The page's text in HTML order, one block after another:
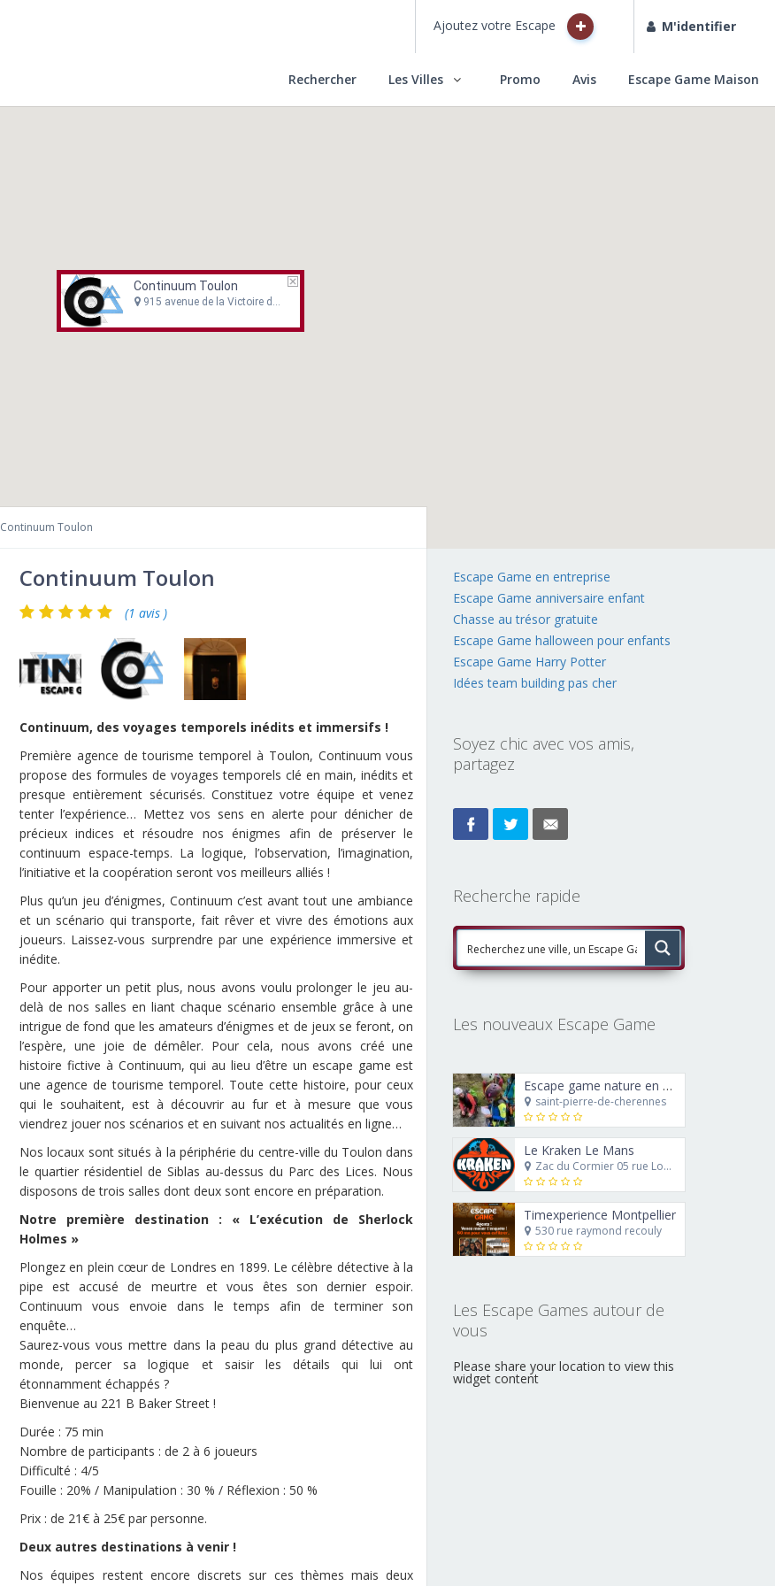
Ajoutez votre Escape M'identifier
Rechercher Les Villes Promo Avis Escape Game Maison
Continuum Toulon
915 avenue de la Victoire du 8 mai 1945 83000 Toulon
Continuum Toulon
Continuum Toulon
(1 avis )
Continuum, des voyages temporels inédits et immersifs !
Première agence de tourisme temporel à Toulon, Continuum vous
propose des formules de voyages temporels clé en main, inédits et
presque entièrement sécurisés. Constituez votre équipe et venez
tenter l’expérience… Mettez vos sens en alerte pour dénicher de
précieux indices et résoudre nos énigmes afin de préserver le
continuum espace-temps. La logique, l’observation, l’imagination,
l’initiative et la coopération seront vos meilleurs alliés !
Plus qu’un jeu d’énigmes, Continuum c’est avant tout une ambiance
et un scénario qui transporte, fait rêver et vivre des émotions aux
joueurs. Laissez-vous surprendre par une expérience immersive et
inédite.
Pour apporter un petit plus, nous avons voulu prolonger le jeu au-
delà de nos salles en liant chaque scénario ensemble grâce à une
intrigue de fond que les amateurs d’énigmes et de jeux se feront, on
l’espère, une joie de démêler. Pour cela, nous avons créé une
histoire fictive à Continuum, qui au lieu d’être un escape game est
une agence de tourisme temporel. Toute cette histoire, pour ceux
qui le souhaitent, est à découvrir au fur et à mesure que vous
viendrez jouer nos scénarios et en suivant nos actualités en ligne…
Nos locaux sont situés à la périphérie du centre-ville du Toulon dans
le quartier résidentiel de Siblas au-dessus du Parc des Lices. Nous
disposons de trois salles dont deux sont encore en préparation.
Notre première destination : « L’exécution de Sherlock
Holmes »
Plongez en plein cœur de Londres en 1899. Le célèbre détective à la
pipe est accusé de meurtre et vous êtes son dernier espoir.
Continuum vous envoie dans le temps afin de terminer son
enquête…
Saurez-vous vous mettre dans la peau du plus grand détective au
monde, percer sa logique et saisir les détails qui lui ont
étonnamment échappés ?
Bienvenue au 221 B Baker Street !
Durée : 75 min
Nombre de participants : de 2 à 6 joueurs
Difficulté : 4/5
Fouille : 20% / Manipulation : 30 % / Réflexion : 50 %
Prix : de 21€ à 25€ par personne.
Deux autres destinations à venir !
Nos équipes restent encore discrets sur ces thèmes mais deux
Escape Game en entreprise
Escape Game anniversaire enfant
Chasse au trésor gratuite
Escape Game halloween pour enfants
Escape Game Harry Potter
Idées team building pas cher
Soyez chic avec vos amis,
partagez
Recherche rapide
Les nouveaux Escape Game
Escape game nature en canyoning : le trésor de Ra’Carmes le rouge
saint-pierre-de-cherennes
Le Kraken Le Mans
Zac du Cormier 05 rue Louis Blériot 72230 Mulsanne
Timexperience Montpellier
530 rue raymond recouly
Les Escape Games autour de
vous
Please share your location to view this
widget content